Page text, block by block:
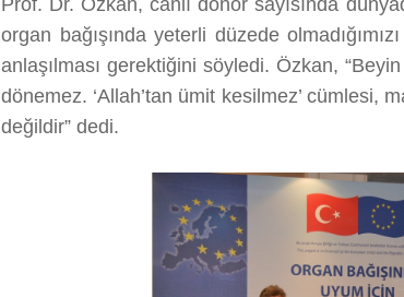
organ bağışında yeterli düzede
anlaşılması gerektiğini söyledi. Özkan,
dönemez. ‘Allah’tan ümit kesilmez’ cümlesi,
değildir” dedi.